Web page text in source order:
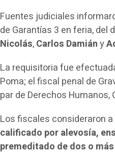
Fuentes judiciales
de Garantías 3 en feria, del
Nicolás,Carlos Damiány
La requisitoria fue
Poma; el fiscal penal de
par de Derechos Humanos,
Los fiscales consideraron
calificado por alevosía,
premeditado de dos o